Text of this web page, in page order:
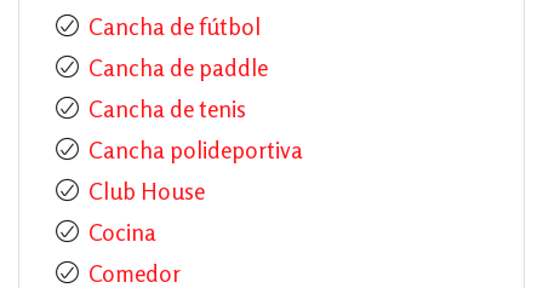
Cancha de fútbol
Cancha de paddle
Cancha de tenis
Cancha polideportiva
Club House
Cocina
Comedor